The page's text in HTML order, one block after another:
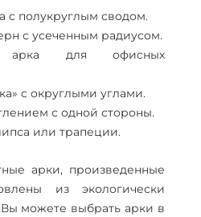
с полукруглым сводом.
с усеченным радиусом.
арка для офисных
с округлыми углами.
с одной стороны.
или трапеции.
арки, произведенные
из экологически
можете выбрать арки в